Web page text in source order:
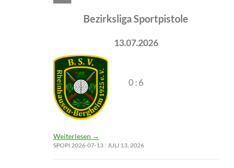
Bezirksliga Sportpistole
13.07.2026
0 : 6
Weiterlesen →
SPOPI 2026-07-13 JULI 13, 2026